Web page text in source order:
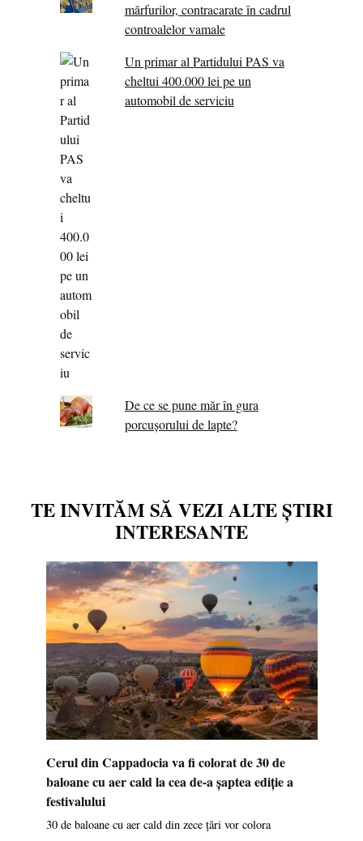
mărfurilor, contracarate în cadrul
controalelor vamale
Un primar al Partidului PAS va
cheltui 400.000 lei pe un
automobil de serviciu
De ce se pune măr în gura
porcușorului de lapte?
TE INVITĂM SĂ VEZI ALTE ȘTIRI
INTERESANTE
Cerul din Cappadocia va fi colorat de 30 de
baloane cu aer cald la cea de-a șaptea ediție a
festivalului
30 de baloane cu aer cald din zece țări vor colora